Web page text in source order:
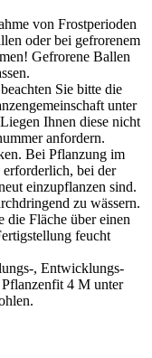
von Frostperioden
oder bei gefrorenem
Gefrorene Ballen
Sie bitte die
unter
Ihnen diese nicht
anfordern.
Bei Pflanzung im
bei der
einzupflanzen sind.
zu wässern.
die Fläche über einen
feucht
, Entwicklungs-
4 M unter